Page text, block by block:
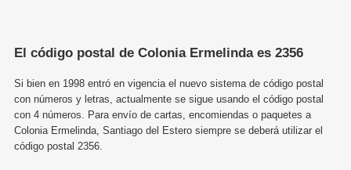
El código postal de Colonia Ermelinda es 2356
Si bien en 1998 entró en vigencia el nuevo sistema de código postal
con números y letras, actualmente se sigue usando el código postal
con 4 números. Para envío de cartas, encomiendas o paquetes a
Colonia Ermelinda, Santiago del Estero siempre se deberá utilizar el
código postal 2356.